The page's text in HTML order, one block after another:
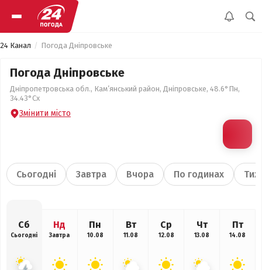
24 Канал Погода Дніпровське
Погода Дніпровське
Дніпропетровська обл., Кам’янський район, Дніпровське, 48.6°Пн,
34.43°Сх
Змінити місто
Сьогодні Завтра Вчора По годинах
Сб
Сьогодні
Нд
Завтра
Пн
10.08
Вт
11.08
Ср
12.08
Чт
13.08
Пт
14.08